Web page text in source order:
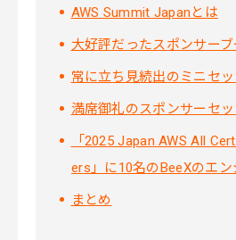
AWS Summit Japanとは
大好評だったスポンサーブ
常に立ち見続出のミニセ
満席御礼のスポンサーセ
「2025 Japan AWS All
ers」に10名のBeeXのエ
まとめ